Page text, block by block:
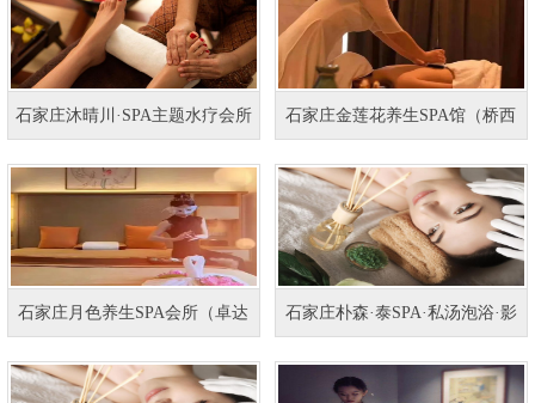
石家庄沐晴川·SPA主题水疗会所 石家庄金莲花养生SPA馆（桥西
石家庄月色养生SPA会所（卓达 石家庄朴森·泰SPA·私汤泡浴·影